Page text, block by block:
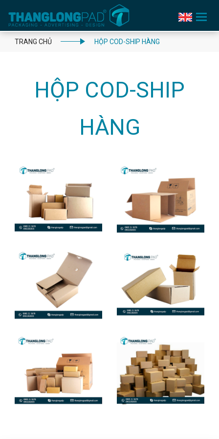
Toggle
navigation
TRANG CHỦ HỘP COD-SHIP HÀNG
HỘP COD-SHIP
HÀNG